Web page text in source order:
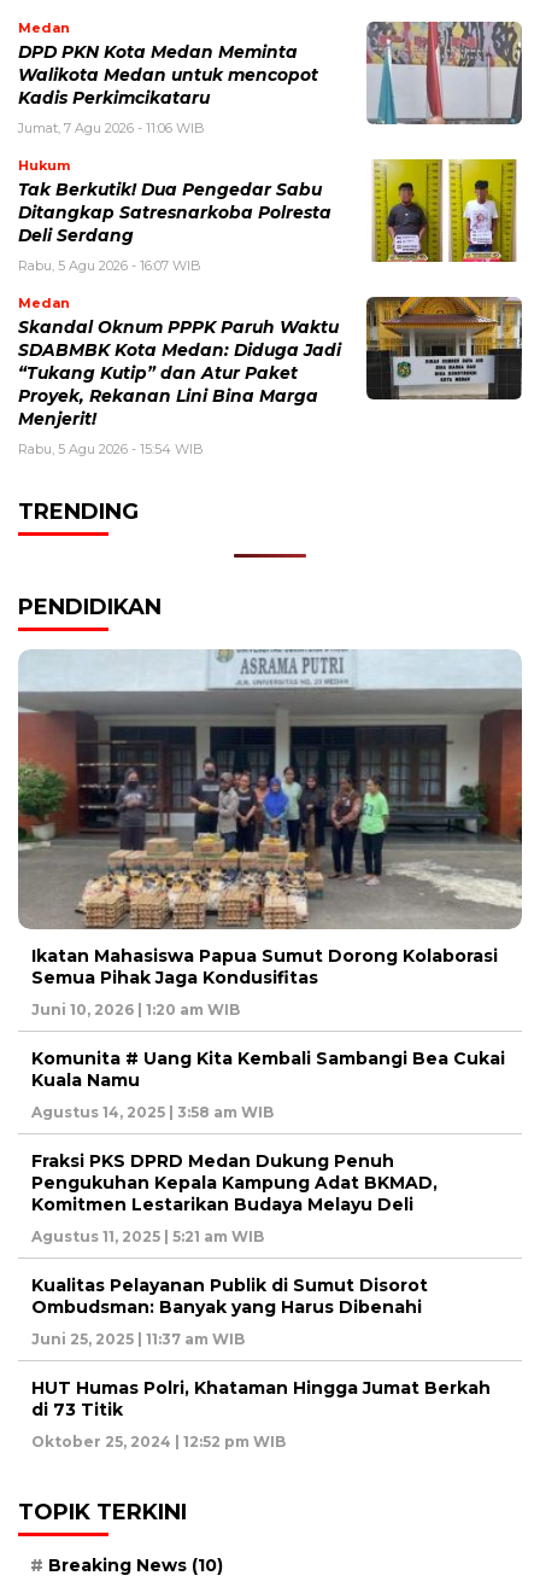
Medan
DPD PKN Kota Medan Meminta
Walikota Medan untuk mencopot
Kadis Perkimcikataru
Jumat, 7 Agu 2026 - 11:06 WIB
Hukum
Tak Berkutik! Dua Pengedar Sabu
Ditangkap Satresnarkoba Polresta
Deli Serdang
Rabu, 5 Agu 2026 - 16:07 WIB
Medan
Skandal Oknum PPPK Paruh Waktu
SDABMBK Kota Medan: Diduga Jadi
“Tukang Kutip” dan Atur Paket
Proyek, Rekanan Lini Bina Marga
Menjerit!
Rabu, 5 Agu 2026 - 15:54 WIB
TRENDING
PENDIDIKAN
Ikatan Mahasiswa Papua Sumut Dorong Kolaborasi
Semua Pihak Jaga Kondusifitas
Juni 10, 2026 | 1:20 am WIB
Komunita # Uang Kita Kembali Sambangi Bea Cukai
Kuala Namu
Agustus 14, 2025 | 3:58 am WIB
Fraksi PKS DPRD Medan Dukung Penuh
Pengukuhan Kepala Kampung Adat BKMAD,
Komitmen Lestarikan Budaya Melayu Deli
Agustus 11, 2025 | 5:21 am WIB
Kualitas Pelayanan Publik di Sumut Disorot
Ombudsman: Banyak yang Harus Dibenahi
Juni 25, 2025 | 11:37 am WIB
HUT Humas Polri, Khataman Hingga Jumat Berkah
di 73 Titik
Oktober 25, 2024 | 12:52 pm WIB
TOPIK TERKINI
Breaking News (10)